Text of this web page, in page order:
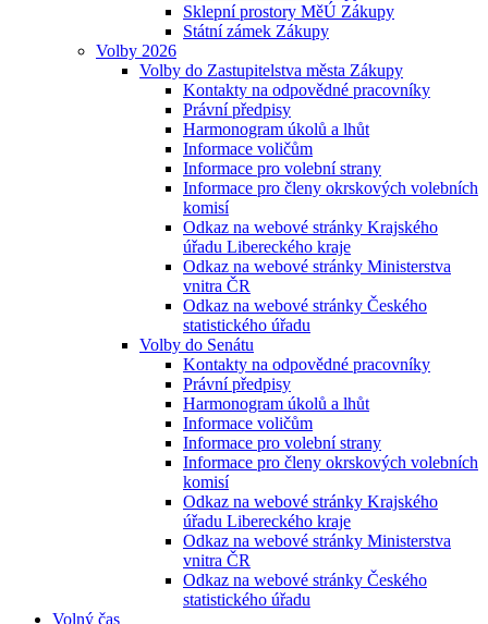
Sklepní prostory MěÚ Zákupy
Státní zámek Zákupy
Volby 2026
Volby do Zastupitelstva města Zákupy
Kontakty na odpovědné pracovníky
Právní předpisy
Harmonogram úkolů a lhůt
Informace voličům
Informace pro volební strany
Informace pro členy okrskových volebních
komisí
Odkaz na webové stránky Krajského
úřadu Libereckého kraje
Odkaz na webové stránky Ministerstva
vnitra ČR
Odkaz na webové stránky Českého
statistického úřadu
Volby do Senátu
Kontakty na odpovědné pracovníky
Právní předpisy
Harmonogram úkolů a lhůt
Informace voličům
Informace pro volební strany
Informace pro členy okrskových volebních
komisí
Odkaz na webové stránky Krajského
úřadu Libereckého kraje
Odkaz na webové stránky Ministerstva
vnitra ČR
Odkaz na webové stránky Českého
statistického úřadu
Volný čas